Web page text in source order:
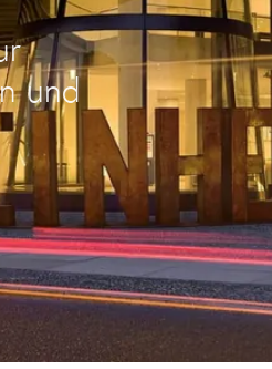
und